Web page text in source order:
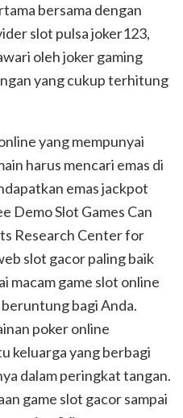
bersama dengan
slot pulsa joker123,
oleh joker gaming
yang cukup terhitung
yang mempunyai
harus mencari emas di
emas jackpot
Demo Slot Games Can
Research Center for
slot gacor paling baik
macam game slot online
bagi Anda.
poker online
keluarga yang berbagi
dalam peringkat tangan.
game slot gacor sampai